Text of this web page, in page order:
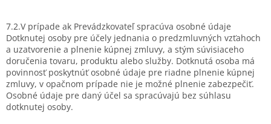
7.2.V prípade ak Prevádzkovateľ spracúva osobné údaje
Dotknutej osoby pre účely jednania o predzmluvných vzťahoch
a uzatvorenie a plnenie kúpnej zmluvy, a stým súvisiaceho
doručenia tovaru, produktu alebo služby. Dotknutá osoba má
povinnosť poskytnúť osobné údaje pre riadne plnenie kúpnej
zmluvy, v opačnom prípade nie je možné plnenie zabezpečiť.
Osobné údaje pre daný účel sa spracúvajú bez súhlasu
dotknutej osoby.